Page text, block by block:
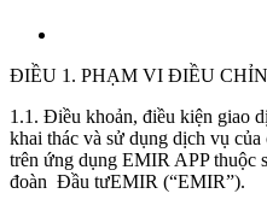
ĐIỀU 1. PHẠM VI ĐIỀU
1.1. Điều khoản, điều kiện giao
khai thác và sử dụng dịch vụ
trên ứng dụng EMIR APP thuộc
đoàn Đầu tưEMIR (“EMIR”).